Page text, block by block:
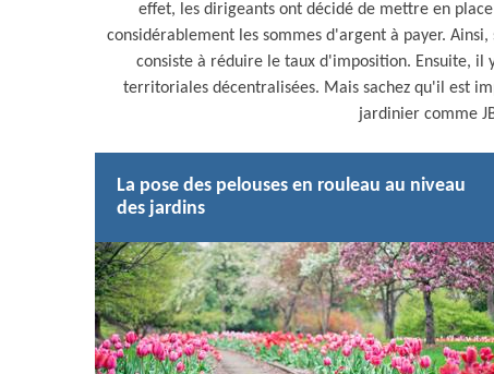
effet, les dirigeants ont décidé de mettre en
considérablement les sommes d'argent à payer.
consiste à réduire le taux d'imposition. Ensuite, il
territoriales décentralisées. Mais sachez qu'il est
jardinier comme
La pose des pelouses en rouleau au niveau
des jardins